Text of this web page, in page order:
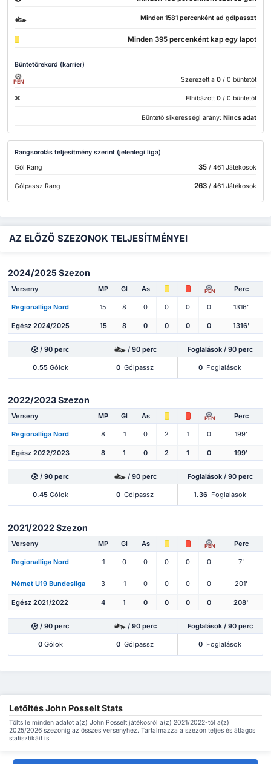
Minden 1581 percenként ad gólpasszt
Minden 395 percenként kap egy lapot
Büntetőrekord (karrier)
PEN Szerezett a 0 / 0 büntetőt
Elhibázott 0 / 0 büntetőt
Büntető sikerességi arány: Nincs adat
Rangsorolás teljesítmény szerint (jelenlegi liga)
Gól Rang
35/ 461 Játékosok
Gólpassz Rang 263/ 461 Játékosok
AZ ELŐZŐ SZEZONOK TELJESÍTMÉNYEI
2024/2025 Szezon
Verseny MP Gl As PEN Perc
Regionalliga Nord 15 8 0 0 0 0 1316'
Egész 2024/2025 15 8 0 0 0 0 1316'
/ 90 perc / 90 perc Foglalások / 90 perc
0.55Gólok 0 Gólpassz 0 Foglalások
2022/2023 Szezon
Verseny MP Gl As PEN Perc
Regionalliga Nord 8 1 0 2 1 0 199'
Egész 2022/2023 8 1 0 2 1 0 199'
/ 90 perc / 90 perc Foglalások / 90 perc
0.45Gólok 0 Gólpassz 1.36 Foglalások
2021/2022 Szezon
Verseny MP Gl As PEN Perc
Regionalliga Nord 1 0 0 0 0 0 7'
Német U19 Bundesliga 3 1 0 0 0 0 201'
Egész 2021/2022 4 1 0 0 0 0 208'
/ 90 perc / 90 perc Foglalások / 90 perc
0Gólok 0 Gólpassz 0 Foglalások
Letöltés John Posselt Stats
Tölts le minden adatot a(z) John Posselt játékosról a(z) 2021/2022-től a(z)
2025/2026 szezonig az összes versenyhez. Tartalmazza a szezon teljes és átlagos
statisztikáit is.